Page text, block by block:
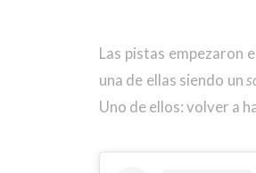
Las pistas empezaron
una de ellas siendo un
Uno de ellos: volver a